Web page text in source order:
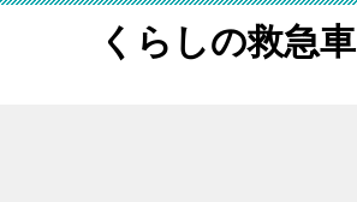
くらしの救急車